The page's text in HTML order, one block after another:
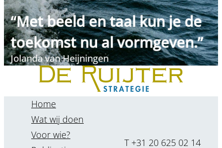
“Met beeld en taal kun je de
toekomst nu al vormgeven.”
Jolanda van Heijningen
Home
Wat wij doen
Voor wie?
T +31 20 625 02 14